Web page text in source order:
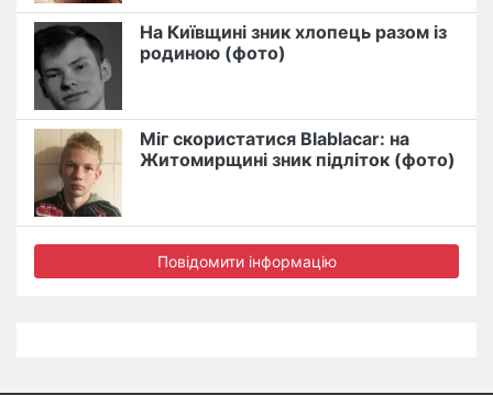
На Київщині зник хлопець разом із
родиною (фото)
Міг скористатися Blablacar: на
Житомирщині зник підліток (фото)
Повідомити інформацію